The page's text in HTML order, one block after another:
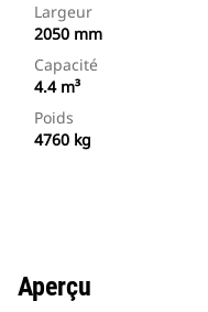
Largeur
2050 mm
Capacité
4.4 m³
Poids
4760 kg
Aperçu